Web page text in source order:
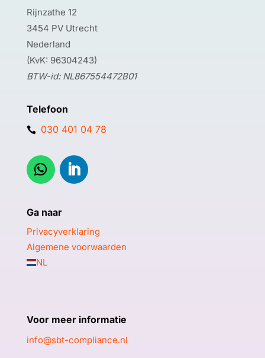
Rijnzathe 12
3454 PV Utrecht
Nederland
(KvK: 96304243)
BTW-id: NL867554472B01
Telefoon
 030 401 04 78
Ga naar
Privacyverklaring
Algemene voorwaarden
NL
Voor meer informatie
info@sbt-compliance.nl